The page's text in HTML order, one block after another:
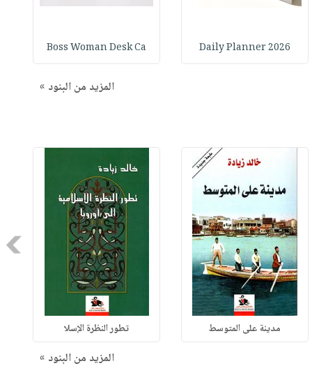
2026 Daily Planner
Boss Woman Desk Ca
المزيد من البنود »
مدينة على المتوسط تطور النظرة الإسلا
المزيد من البنود »